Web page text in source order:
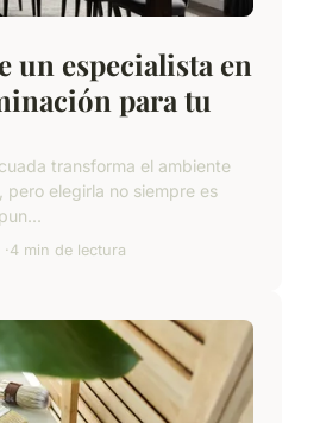
un especialista en
para tu
transforma el ambiente
pero elegirla no siempre es
4 min de lectura